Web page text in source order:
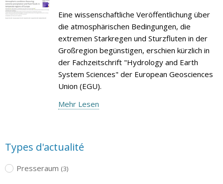
Eine wissenschaftliche Veröffentlichung über
die atmosphärischen Bedingungen, die
extremen Starkregen und Sturzfluten in der
Großregion begünstigen, erschien kürzlich in
der Fachzeitschrift "Hydrology and Earth
System Sciences" der European Geosciences
Union (EGU).
Mehr Lesen
Types d'actualité
Presseraum (3)